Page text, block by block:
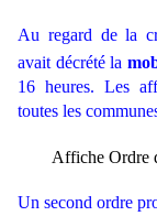
Au regard de la
avait décrété la
16 heures. Les
toutes les
Affiche Ordre
Un second ordre